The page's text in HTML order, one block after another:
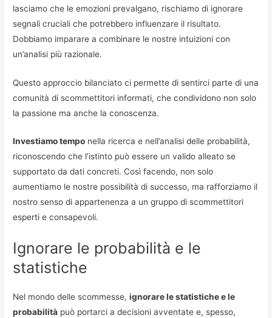
lasciamo che le emozioni prevalgano, rischiamo di ignorare
segnali cruciali che potrebbero influenzare il risultato.
Dobbiamo imparare a combinare le nostre intuizioni con
un’analisi più razionale.
Questo approccio bilanciato ci permette di sentirci parte di una
comunità di scommettitori informati, che condividono non solo
la passione ma anche la conoscenza.
Investiamo tempo nella ricerca e nell’analisi delle probabilità,
riconoscendo che l’istinto può essere un valido alleato se
supportato da dati concreti. Così facendo, non solo
aumentiamo le nostre possibilità di successo, ma rafforziamo il
nostro senso di appartenenza a un gruppo di scommettitori
esperti e consapevoli.
Ignorare le probabilità e le
statistiche
Nel mondo delle scommesse,ignorare le statistiche e le
probabilità può portarci a decisioni avventate e, spesso,